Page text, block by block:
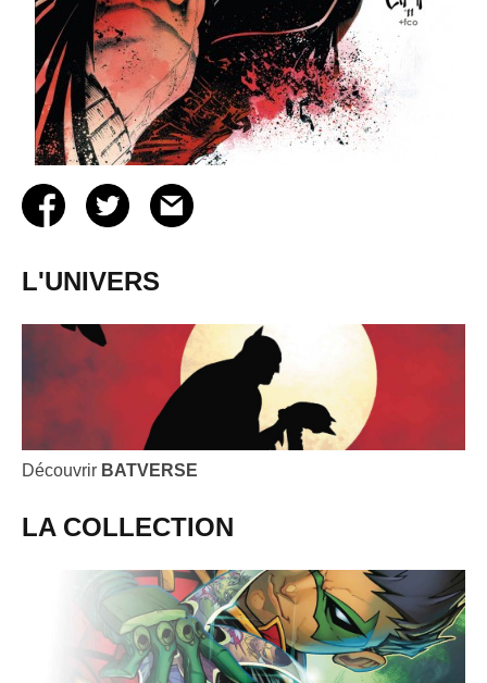
L'UNIVERS
Découvrir BATVERSE
LA COLLECTION